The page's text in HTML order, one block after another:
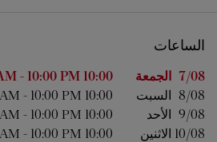
الساعات
اليوم من الأسبوع الساعات 7/08 الجمعة 10:00 AM
- 10:00 PM
8/08 السبت 10:00 AM
- 10:00 PM
9/08 الأحد 10:00 AM
- 10:00 PM
10/08 الاثنين 10:00 AM
- 10:00 PM